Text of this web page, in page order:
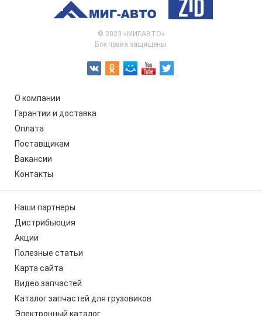
© 2023 «МИГ-АВТО»
Все права защищены.
О компании
Гарантии и доставка
Оплата
Поставщикам
Вакансии
Контакты
Наши партнеры
Дистрибьюция
Акции
Полезные статьи
Карта сайта
Видео запчастей
Каталог запчастей для грузовиков
Электронный каталог